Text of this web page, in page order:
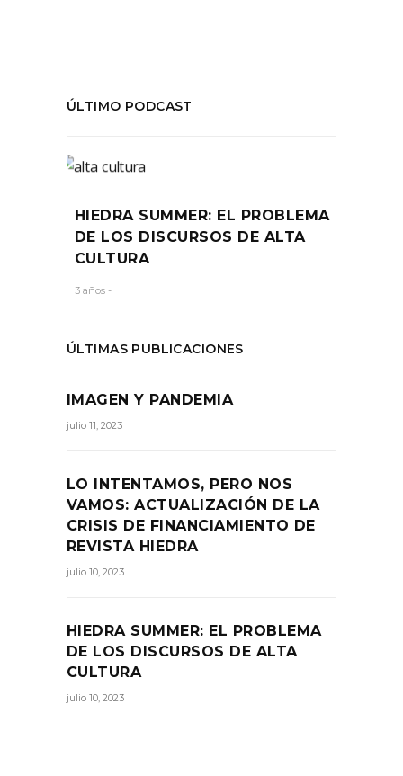
ÚLTIMO PODCAST
HIEDRA SUMMER: EL PROBLEMA
DE LOS DISCURSOS DE ALTA
CULTURA
3 años -
ÚLTIMAS PUBLICACIONES
IMAGEN Y PANDEMIA
julio 11, 2023
LO INTENTAMOS, PERO NOS
VAMOS: ACTUALIZACIÓN DE LA
CRISIS DE FINANCIAMIENTO DE
REVISTA HIEDRA
julio 10, 2023
HIEDRA SUMMER: EL PROBLEMA
DE LOS DISCURSOS DE ALTA
CULTURA
julio 10, 2023